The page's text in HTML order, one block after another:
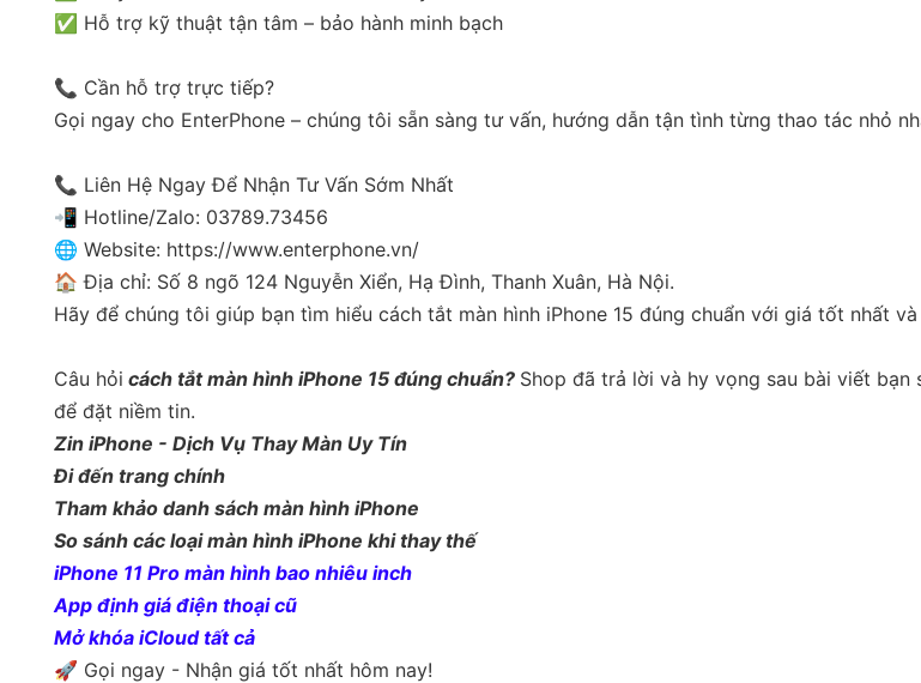
✅ Hỗ trợ kỹ thuật tận tâm – bảo hành minh bạch
📞 Cần hỗ trợ trực tiếp?
Gọi ngay cho EnterPhone – chúng tôi sẵn sàng tư vấn, hướng dẫn tận tình từng thao tác nhỏ
📞 Liên Hệ Ngay Để Nhận Tư Vấn Sớm Nhất
📲 Hotline/Zalo: 03789.73456
🌐 Website: https://www.enterphone.vn/
🏠 Địa chỉ: Số 8 ngõ 124 Nguyễn Xiển, Hạ Đình, Thanh Xuân, Hà Nội.
Hãy để chúng tôi giúp bạn tìm hiểu cách tắt màn hình iPhone 15 đúng chuẩn với giá tốt nhất
Câu hỏi cách tắt màn hình iPhone 15 đúng chuẩn? Shop đã trả lời và hy vọng sau bài viết
để đặt niềm tin.
Zin iPhone - Dịch Vụ Thay Màn Uy Tín
Đi đến trang chính
Tham khảo danh sách màn hình iPhone
So sánh các loại màn hình iPhone khi thay thế
iPhone 11 Pro màn hình bao nhiêu inch
App định giá điện thoại cũ
Mở khóa iCloud tất cả
🚀 Gọi ngay - Nhận giá tốt nhất hôm nay!